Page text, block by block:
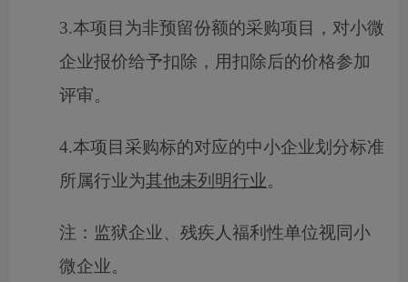
3.本项目为非预留份额的采购项目， 对小微
企业报价给予扣除，用扣除后的价格参加
评审。
4.本项目采购标的对应的中小企业划分标准
所属行业为其他未列明行业。
注：监狱企业、残疾人福利性单位视同小
微企业。